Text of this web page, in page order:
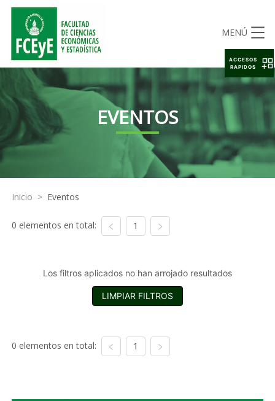
MENÚ
EVENTOS
Inicio > Eventos
0 elementos en total: 1
Los filtros aplicados no han arrojado resultados
LIMPIAR FILTROS
0 elementos en total: 1
ACCESOS
RAPIDOS